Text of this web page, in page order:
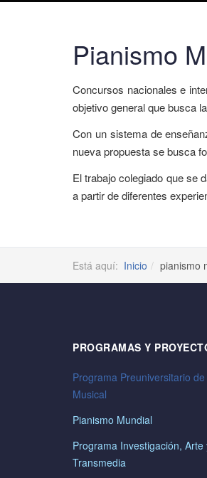
Pianismo
Concursos nacionales e
objetivo general que busca
Con un sistema de
nueva propuesta se busca
El trabajo colegiado que se
a partir de diferentes
Está aquí: Inicio pianismo
PROGRAMAS Y
Programa Preuniversitario
Musical
Pianismo Mundial
Programa Investigación, Arte
Transmedia